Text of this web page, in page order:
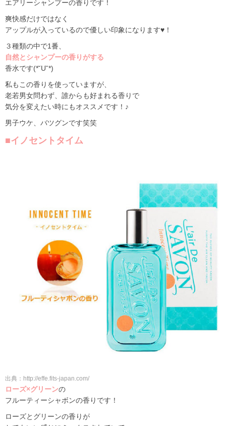
エアリーシャンプーの香りです！
爽快感だけではなく
アップルが入っているので優しい印象になります♥！
３種類の中で1番、
自然とシャンプーの香りがする
香水です(*˘U˘*)
私もこの香りを使っていますが、
老若男女問わず、誰からも好まれる香りで
気分を変えたい時にもオススメです！♪
男子ウケ、バツグンです笑笑
■イノセントタイム
出典：http://effe.fits-japan.com/
ローズ×グリーンの
フルーティーシャボンの香りです！
ローズとグリーンの香りが